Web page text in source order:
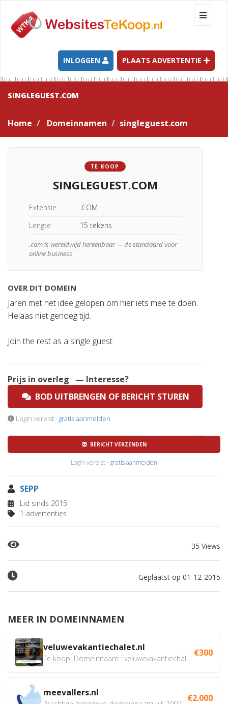
T
o
g
l
e
n
a
t
INLOGGEN PLAATS ADVERTENTIE
SINGLEGUEST.COM
Home Domeinnamen singleguest.com
TE KOOP
SINGLEGUEST.COM
Extensie
.COM
Lengte
15 tekens
.com is wereldwijd herkenbaar — de standaard voor
online business
OVER DIT DOMEIN
Jaren met het idee gelopen om hier iets mee te doen.
Helaas niet genoeg tijd.
Join the rest as a single guest
Prijs in overleg
— Interesse?
BOD UITBRENGEN OF BERICHT STUREN
Login vereist · gratis aanmelden
BERICHT VERZENDEN
Login vereist · gratis aanmelden
SEPP
Lid sinds 2015
1 advertenties
35 Views
Geplaatst op 01-12-2015
MEER IN DOMEINNAMEN
veluwevakantiechalet.nl €300
meevallers.nl €2.000